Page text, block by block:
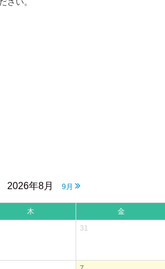
2026年8月 9月
木 金
31